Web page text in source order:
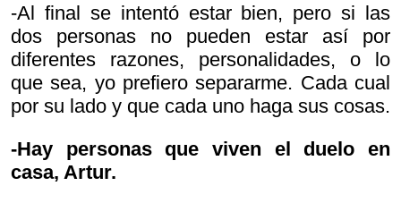
-Al final se intentó estar bien, pero si las
dos personas no pueden estar así por
diferentes razones, personalidades, o lo
que sea, yo prefiero separarme. Cada cual
por su lado y que cada uno haga sus cosas.
-Hay personas que viven el duelo en
casa, Artur.